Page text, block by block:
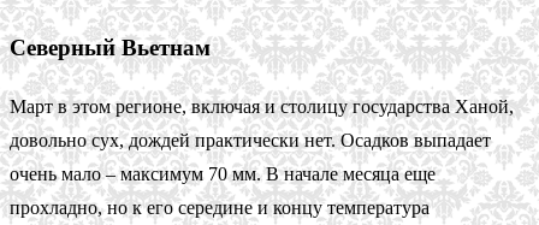
Северный Вьетнам
Март в этом регионе, включая и столицу государства Ханой,
довольно сух, дождей практически нет. Осадков выпадает
очень мало – максимум 70 мм. В начале месяца еще
прохладно, но к его середине и концу температура